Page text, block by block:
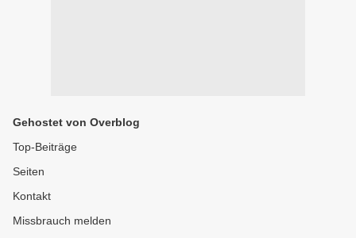
Gehostet von Overblog
Top-Beiträge
Seiten
Kontakt
Missbrauch melden